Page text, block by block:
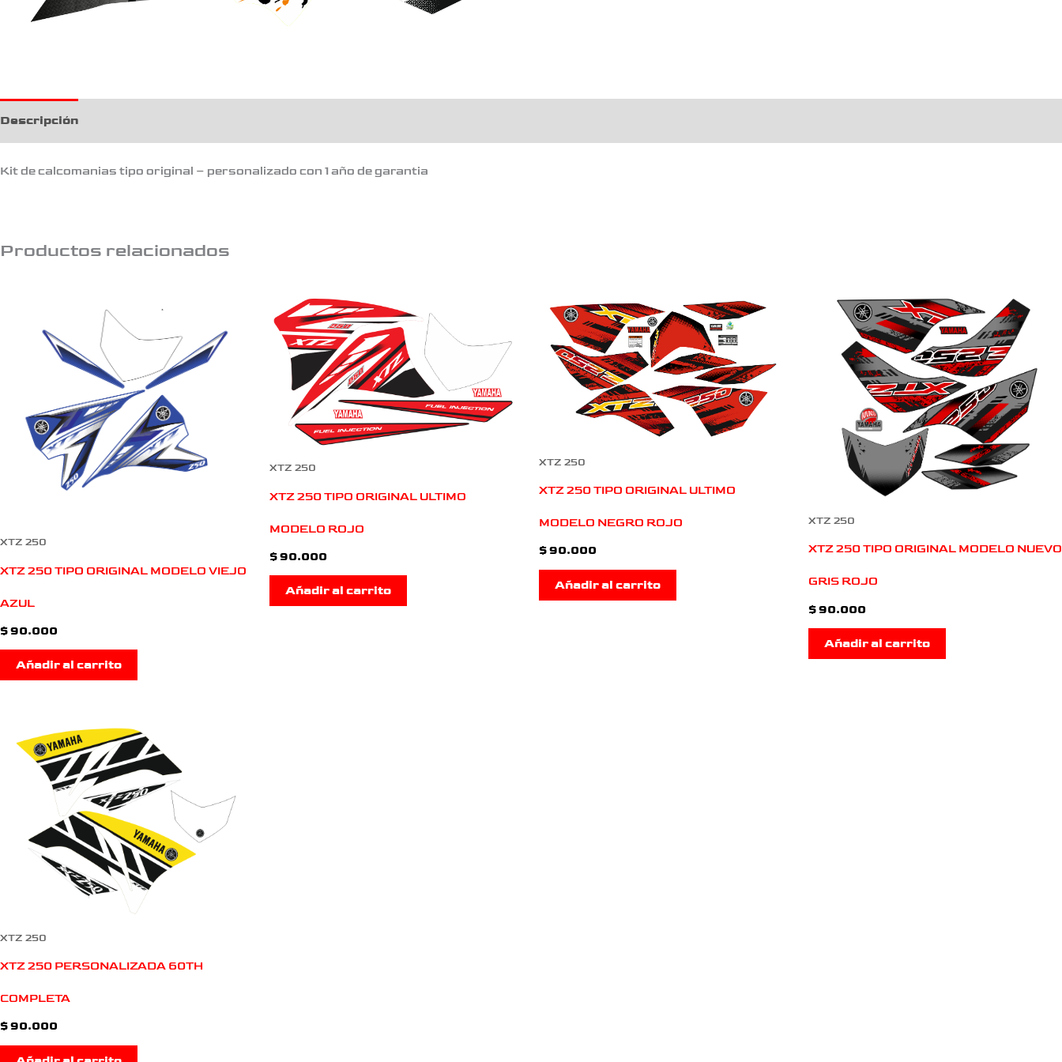
Descripción
Kit de calcomanias tipo original – personalizado con 1 año de garantia
Productos relacionados
XTZ 250
XTZ 250 TIPO ORIGINAL MODELO VIEJO
AZUL
$90.000
Añadir al carrito
XTZ 250
XTZ 250 TIPO ORIGINAL ULTIMO
MODELO ROJO
$90.000
Añadir al carrito
XTZ 250
XTZ 250 TIPO ORIGINAL ULTIMO
MODELO NEGRO ROJO
$90.000
Añadir al carrito
XTZ 250
XTZ 250 TIPO ORIGINAL MODELO NUEVO
GRIS ROJO
$90.000
Añadir al carrito
XTZ 250
XTZ 250 PERSONALIZADA 60TH
COMPLETA
$90.000